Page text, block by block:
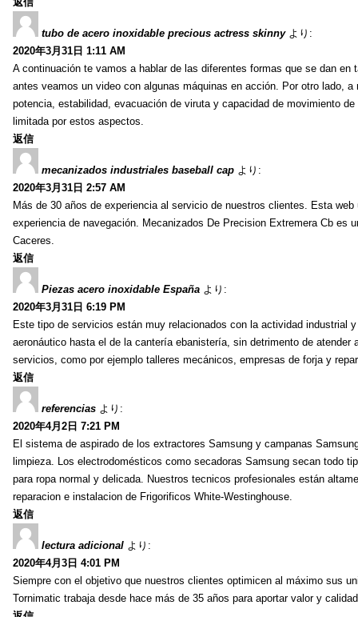
tubo de acero inoxidable precious actress skinny より:
2020年3月31日 1:11 AM
A continuación te vamos a hablar de las diferentes formas que se dan
antes veamos un video con algunas máquinas en acción. Por otro lado,
potencia, estabilidad, evacuación de viruta y capacidad de movimiento
limitada por estos aspectos.
返信
mecanizados industriales baseball cap より:
2020年3月31日 2:57 AM
Más de 30 años de experiencia al servicio de nuestros clientes. Esta
experiencia de navegación. Mecanizados De Precision Extremera Cb es
Caceres.
返信
Piezas acero inoxidable España より:
2020年3月31日 6:19 PM
Este tipo de servicios están muy relacionados con la actividad industrial
aeronáutico hasta el de la cantería ebanistería, sin detrimento de
servicios, como por ejemplo talleres mecánicos, empresas de forja y
返信
referencias より:
2020年4月2日 7:21 PM
El sistema de aspirado de los extractores Samsung y campanas
limpieza. Los electrodomésticos como secadoras Samsung secan todo
para ropa normal y delicada. Nuestros tecnicos profesionales están
reparacion e instalacion de Frigorificos White-Westinghouse.
返信
lectura adicional より:
2020年4月3日 4:01 PM
Siempre con el objetivo que nuestros clientes optimicen al máximo sus
Tornimatic trabaja desde hace más de 35 años para aportar valor y